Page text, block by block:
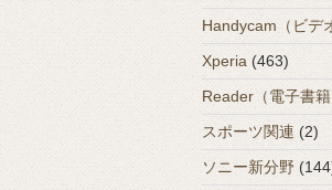
Handycam（ビデ
Xperia (463)
Reader（電子書籍
スポーツ関連 (2)
ソニー新分野